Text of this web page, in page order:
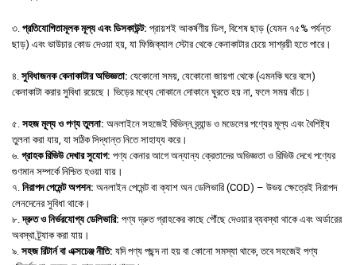
৩. প্রতিযোগিতামূলক মূল্য এবং ডিসকাউন্ট: প্রায়শই আকর্ষণীয় ডিল, বিশেষ ছাড় (যেমন ৭৫% পর্যন্ত
ছাড়) এবং ভাউচার কোড দেওয়া হয়, যা ফিজিক্যাল স্টোর থেকে কেনাকাটার চেয়ে সাশ্রয়ী হতে পারে।
৪. সুবিধাজনক কেনাকাটার অভিজ্ঞতা: যেকোনো সময়, যেকোনো জায়গা থেকে (এমনকি ঘরে বসে)
কেনাকাটা করার সুবিধা রয়েছে। ভিড়ের মধ্যে দোকানে দোকানে ঘুরতে হয় না, ফলে সময় বাঁচে।
৫. সহজ মূল্য ও পণ্য তুলনা: অনলাইনে সহজেই বিভিন্ন ব্র্যান্ড ও মডেলের পণ্যের মূল্য এবং বৈশিষ্ট্য
তুলনা করা যায়, যা সঠিক সিদ্ধান্ত নিতে সাহায্য করে।
৬. গ্রাহক রিভিউ দেখার সুযোগ: পণ্য কেনার আগে অন্যান্য ক্রেতাদের অভিজ্ঞতা ও রিভিউ দেখে পণ্যের
গুণমান সম্পর্কে নিশ্চিত হওয়া যায়।
৭. নিরাপদ পেমেন্ট অপশন: অনলাইন পেমেন্ট বা ক্যাশ অন ডেলিভারি (COD) – উভয় ক্ষেত্রেই নিরাপদ
লেনদেনের সুবিধা থাকে।
৮.দ্রুত ও নির্ভরযোগ্য ডেলিভারি: পণ্য দ্রুত গ্রাহকের কাছে পৌঁছে দেওয়ার ব্যবস্থা থাকে এবং অর্ডারের
অবস্থা ট্র্যাক করা যায়।
৯. সহজ রিটার্ন বা এক্সচেঞ্জ নীতি: যদি পণ্য পছন্দ না হয় বা কোনো সমস্যা থাকে, তবে সহজেই পণ্য